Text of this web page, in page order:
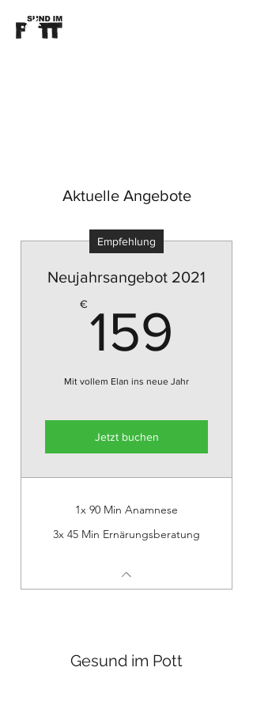
Aktuelle Angebote
Empfehlung
Neujahrsangebot 2021
€ 159
Mit vollem Elan ins neue Jahr
Jetzt buchen
1x 90 Min Anamnese
3x 45 Min Ernärungsberatung
Gesund im Pott